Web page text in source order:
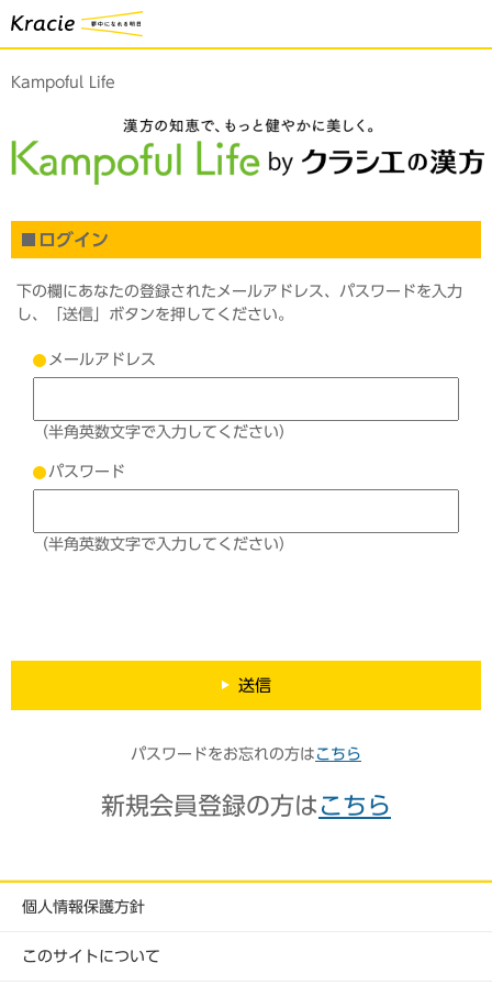
Kampoful Life
ログイン
下の欄にあなたの登録されたメールアドレス、パスワードを入力
し、「送信」ボタンを押してください。
メールアドレス
（半角英数文字で入力してください）
パスワード
（半角英数文字で入力してください）
送信
パスワードをお忘れの方は こちら
新規会員登録の方は こちら
個人情報保護方針
このサイトについて